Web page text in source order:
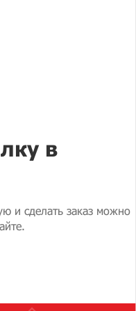
в
и сделать заказ можно